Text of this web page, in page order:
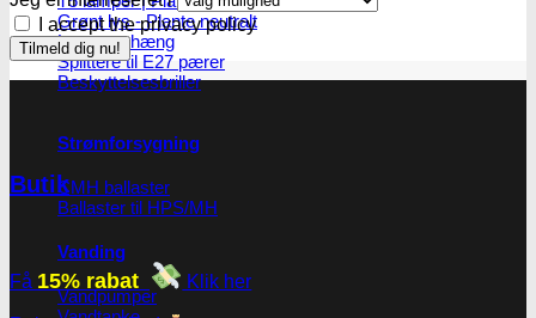
Grønt lys - Plante neutralt
Lampeophæng
Splittere til E27 pærer
Beskyttelsesbriller
Strømforsygning
CMH ballaster
Ballaster til HPS/MH
Vanding
Vandpumper
I accept the privacy policy
Butik
Få 15% rabat Klik her